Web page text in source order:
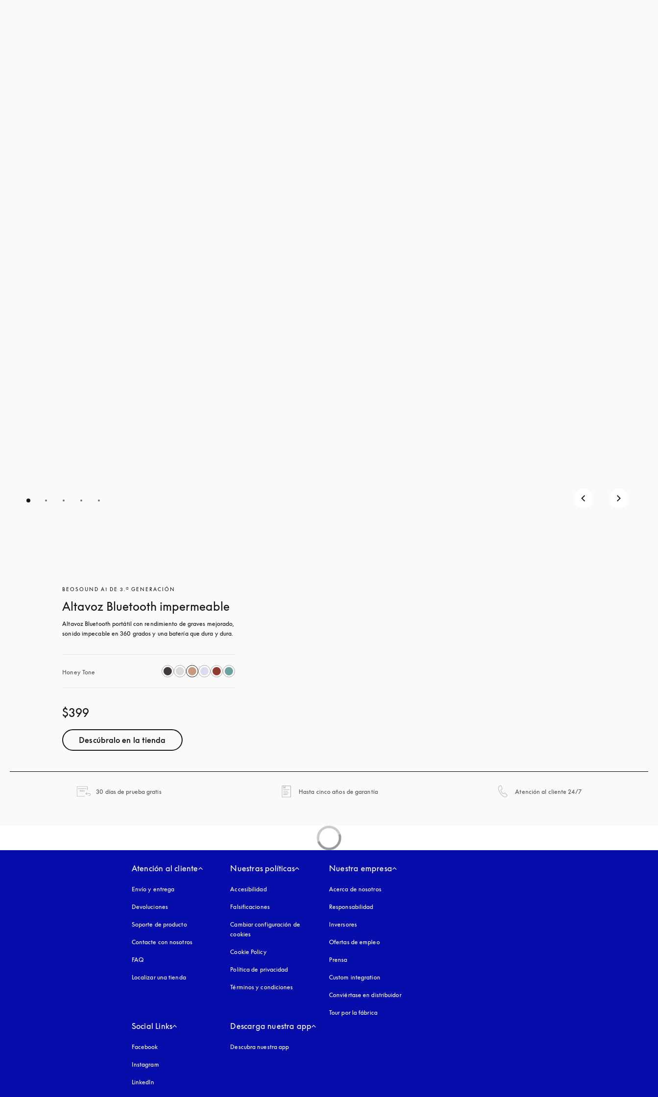
BEOSOUND A1 DE 3.ª GENERACIÓN
Altavoz Bluetooth impermeable
Altavoz Bluetooth portátil con rendimiento de graves mejorado,
sonido impecable en 360 grados y una batería que dura y dura.
Honey Tone
$399
Descúbralo en la tienda
30 días de prueba gratis Hasta cinco años de garantía Atención al cliente 24/7apertura en una pestaña
Atención al cliente
Envío y entrega
Devoluciones
Soporte de producto
Contacte con nosotros
FAQ
Localizar una tienda
Nuestras políticas
Accesibilidadapertura en una pestaña nueva
Falsificacionesapertura en una pestaña nueva
Cambiar configuración de
cookies
Cookie Policyapertura en una pestaña nueva
Política de privacidad
Términos y condiciones
Nuestra empresa
Acerca de nosotros
Responsabilidad
Inversores
Ofertas de empleo
Prensa
Custom integration
Conviértase en distribuidor
Tour por la fábrica
Social Links
Facebook
Instagram
LinkedIn
Descarga nuestra app
Descubra nuestra app